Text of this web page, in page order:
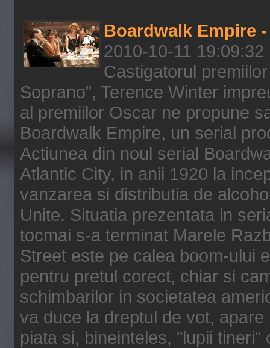
Boardwalk Empire
2010-10-11 19:09:32
Castigatorul
Soprano", Terence Winter
al premiilor Oscar ne propune
Boardwalk Empire, un serial
Actiunea din noul serial
Atlantic City, in anii 1920 la
vanzarea si distributia de
Unite. Situatia prezentata in
tocmai s-a terminat Marele
Street este pe calea boom-ului
pentru pretul corect, chiar si
schimbarilor in societatea
va duce la dreptul de vot,
piata si, bineinteles, "lupii